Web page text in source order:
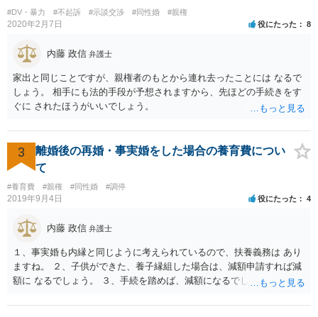
#DV・暴力 #不起訴 #示談交渉 #同性婚 #親権
2020年2月7日 役にたった 8
内藤 政信 弁護士
家出と同じことですが、親権者のもとから連れ去ったことには なるで
しょう。 相手にも法的手段が予想されますから、先ほどの手続きをす
ぐに されたほうがいいでしょう。
3
離婚後の再婚・事実婚をした場合の養育費につい
て
#養育費 #親権 #同性婚 #調停
2019年9月4日 役にたった 4
内藤 政信 弁護士
１、事実婚も内縁と同じように考えられているので、扶養義務は あり
ますね。 ２、子供ができた、養子縁組した場合は、減額申請すれば減
額に なるでしょう。 ３、手続を踏めば、減額になるでしょう。 ４、
しょう。 いろいろ議論のあるところですが、実務は上記のような運用